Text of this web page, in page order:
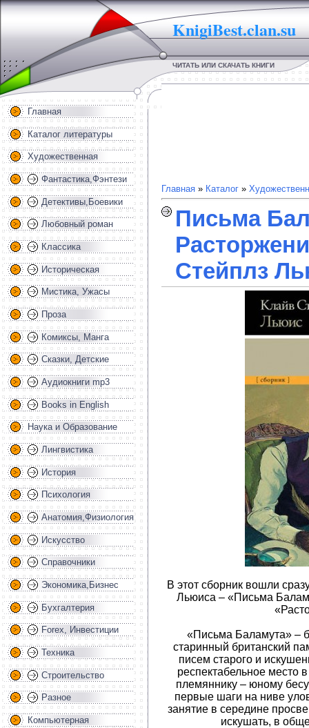
KnigiBest.clan.su
ЧИТАТЬ ИЛИ СКАЧАТЬ КНИГИ
Главная
Каталог литературы
Художественная
Фантастика,Фэнтези
Детективы,Боевики
Любовный роман
Классика
Историческая
Мистика, Ужасы
Проза
Комиксы, Манга
Сказки, Детские
Аудиокниги mp3
Books in English
Наука и Образование
Лингвистика
История
Психология
Анатомия,Физиология
Искусство
Справочники
Экономика,Бизнес
Бухгалтерия
Forex, Инвестиции
Техника
Строительство
Разное
Компьютерная
Главная » Каталог »
Письма
Стейплз
В этот сборник вошли
Льюиса – «Письма
«Письма Баламута» –
старинный британский
писем старого и
респектабельное место
племяннику – юному
первые шаги на ниве
занятие в середине
искушать, в